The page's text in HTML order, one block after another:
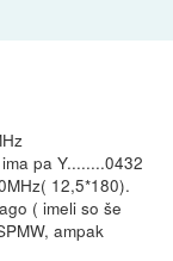
pa Y........0432
12,5*180).
( imeli so še
ampak